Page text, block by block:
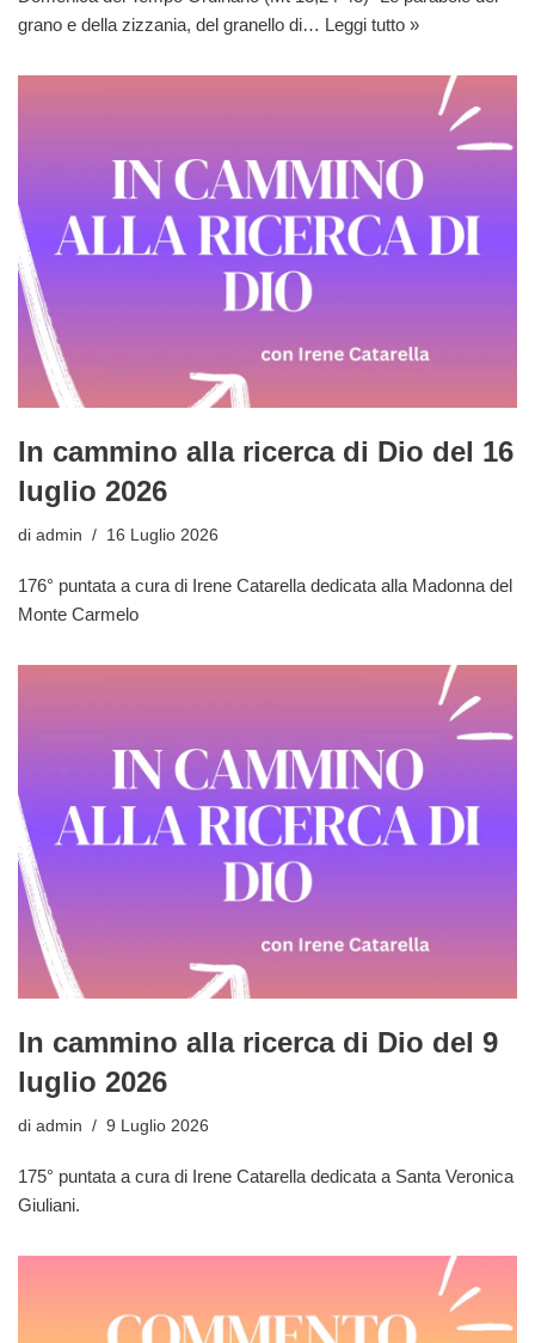
grano e della zizzania, del granello di… Leggi tutto »
In cammino alla ricerca di Dio del 16
luglio 2026
di admin 16 Luglio 2026
176° puntata a cura di Irene Catarella dedicata alla Madonna del
Monte Carmelo
In cammino alla ricerca di Dio del 9
luglio 2026
di admin 9 Luglio 2026
175° puntata a cura di Irene Catarella dedicata a Santa Veronica
Giuliani.